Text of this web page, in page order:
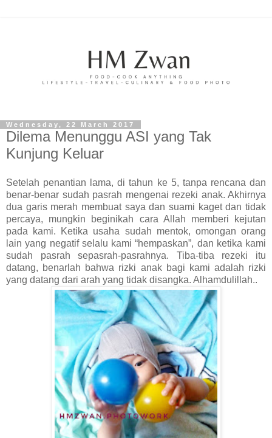
Wednesday, 22 March 2017
Dilema Menunggu ASI yang Tak
Kunjung Keluar
Setelah penantian lama, di tahun ke 5, tanpa rencana dan
benar-benar sudah pasrah mengenai rezeki anak. Akhirnya
dua garis merah membuat saya dan suami kaget dan tidak
percaya, mungkin beginikah cara Allah memberi kejutan
pada kami. Ketika usaha sudah mentok, omongan orang
lain yang negatif selalu kami “hempaskan”, dan ketika kami
sudah pasrah sepasrah-pasrahnya. Tiba-tiba rezeki itu
datang, benarlah bahwa rizki anak bagi kami adalah rizki
yang datang dari arah yang tidak disangka. Alhamdulillah..